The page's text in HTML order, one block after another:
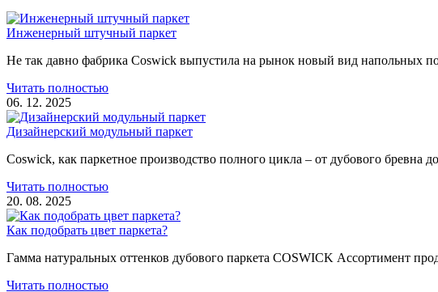
Инженерный штучный паркет
Не так давно фабрика Coswick выпустила на рынок новый вид напольных
Читать полностью
06. 12. 2025
Дизайнерский модульный паркет
Coswick, как паркетное производство полного цикла – от дубового бревна
Читать полностью
20. 08. 2025
Как подобрать цвет паркета?
Гамма натуральных оттенков дубового паркета COSWICK Ассортимент
Читать полностью